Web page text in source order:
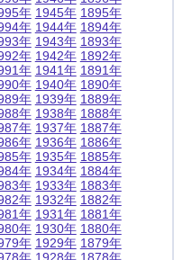
年
年
年
年
年
年
年
年
年
年
年
年
年
年
年
年
年
1945年
1944年
1943年
1942年
1941年
1940年
1939年
1938年
1937年
1936年
1935年
1934年
1933年
1932年
1931年
1930年
1929年
1895年
1894年
1893年
1892年
1891年
1890年
1889年
1888年
1887年
1886年
1885年
1884年
1883年
1882年
1881年
1880年
1879年